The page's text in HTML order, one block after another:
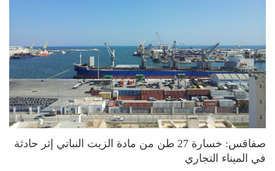
صفاقس: خسارة 27 طن من مادة الزيت النباتي إثر حادثة
في الميناء التجاري